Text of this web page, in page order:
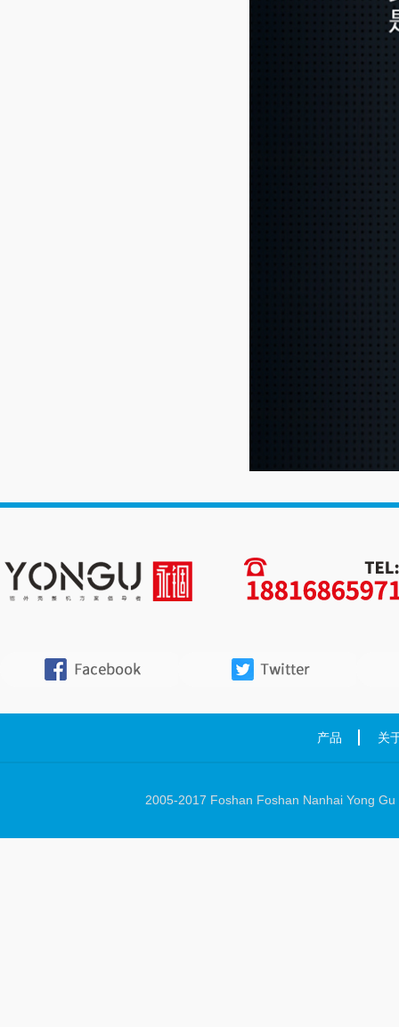
产品 关
2005-2017 Foshan Foshan Nanhai Yong